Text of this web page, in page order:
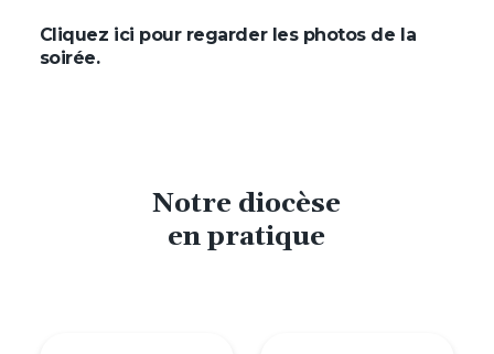
Cliquez ici pour regarder les photos de la
soirée.
Notre diocèse
en pratique